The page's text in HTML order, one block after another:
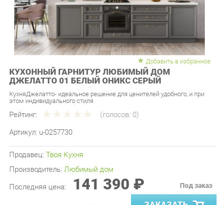
Добавить в избранное
КУХОННЫЙ ГАРНИТУР ЛЮБИМЫЙ ДОМ
ДЖЕЛАТТО 01 БЕЛЫЙ ОНИКС СЕРЫЙ
КухняДжелатто- идеальное решение для ценителей удобного, и при
Рейтинг:
Артикул: u-0257730
Производитель: Любимый дом
Последняя цена: 141 390 ₽
- ЗАКАЗАТЬ